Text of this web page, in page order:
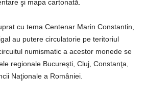
şi mapa cartonată.
cu tema Centenar Marin Constantin,
au putere circulatorie pe teritoriul
numismatic a acestor monede se
regionale Bucureşti, Cluj, Constanţa,
Naţionale a României.